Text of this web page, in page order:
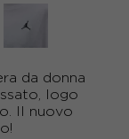
da donna
logo
Il nuovo